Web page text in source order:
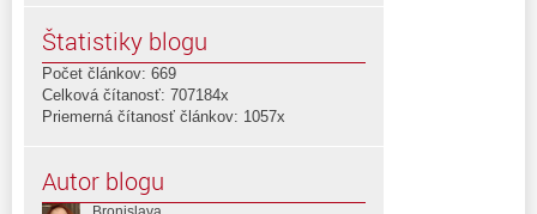
Štatistiky blogu
Počet článkov: 669
Celková čítanosť: 707184x
Priemerná čítanosť článkov: 1057x
Autor blogu